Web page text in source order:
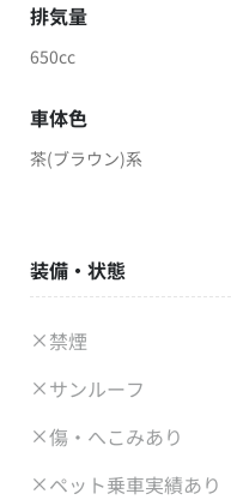
排気量
650cc
車体色
茶(ブラウン)系
装備・状態
禁煙
サンルーフ
傷・へこみあり
ペット乗車実績あり